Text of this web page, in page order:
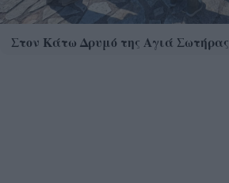
Στον Κάτω Δρυμό της Αγιά Σωτήρας